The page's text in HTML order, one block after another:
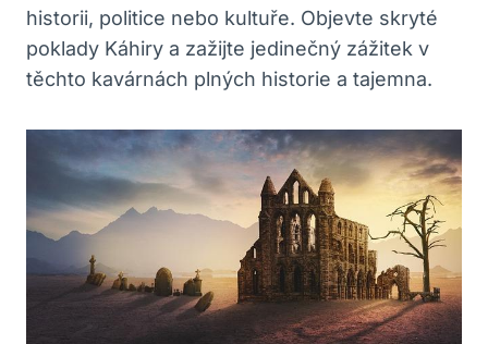
historii, politice nebo kultuře. Objevte skryté
poklady Káhiry a zažijte jedinečný zážitek v
těchto kavárnách plných historie a tajemna.